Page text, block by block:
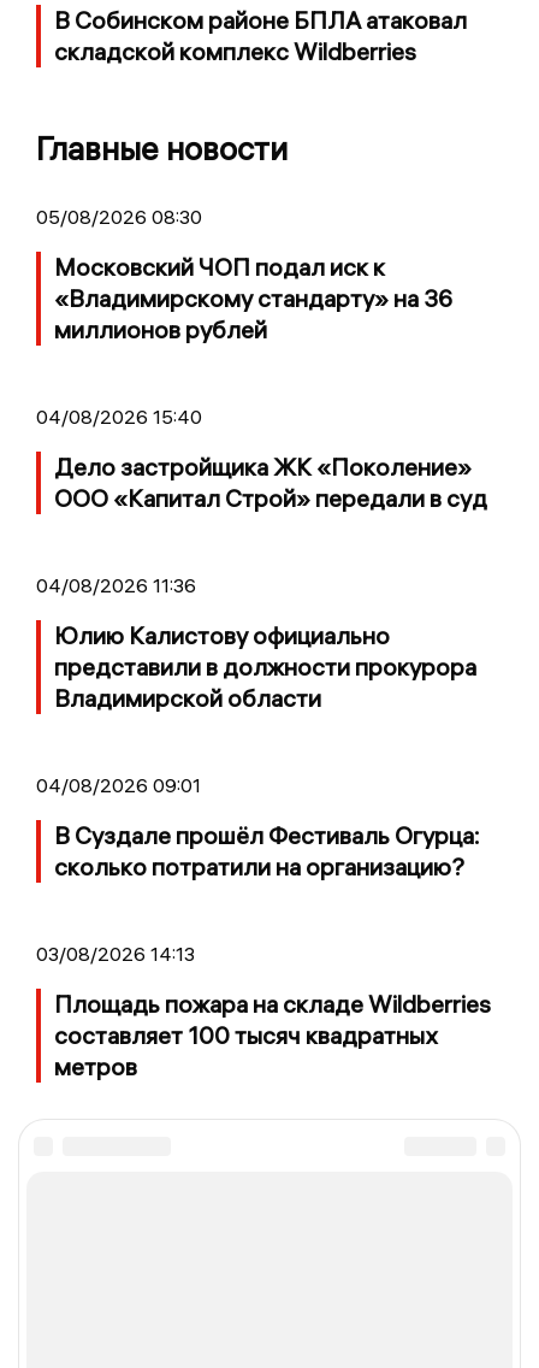
В Собинском районе БПЛА атаковал
складской комплекс Wildberries
Главные новости
05/08/2026 08:30
Московский ЧОП подал иск к
«Владимирскому стандарту» на 36
миллионов рублей
04/08/2026 15:40
Дело застройщика ЖК «Поколение»
ООО «Капитал Строй» передали в суд
04/08/2026 11:36
Юлию Калистову официально
представили в должности прокурора
Владимирской области
04/08/2026 09:01
В Суздале прошёл Фестиваль Огурца:
сколько потратили на организацию?
03/08/2026 14:13
Площадь пожара на складе Wildberries
составляет 100 тысяч квадратных
метров